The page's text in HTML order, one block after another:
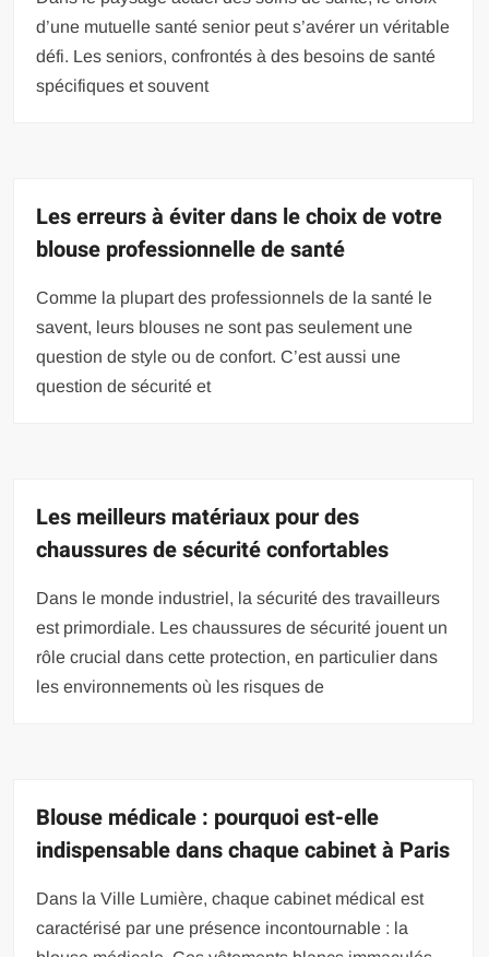
d’une mutuelle santé senior peut s’avérer un véritable
défi. Les seniors, confrontés à des besoins de santé
spécifiques et souvent
Les erreurs à éviter dans le choix de votre
blouse professionnelle de santé
Comme la plupart des professionnels de la santé le
savent, leurs blouses ne sont pas seulement une
question de style ou de confort. C’est aussi une
question de sécurité et
Les meilleurs matériaux pour des
chaussures de sécurité confortables
Dans le monde industriel, la sécurité des travailleurs
est primordiale. Les chaussures de sécurité jouent un
rôle crucial dans cette protection, en particulier dans
les environnements où les risques de
Blouse médicale : pourquoi est-elle
indispensable dans chaque cabinet à Paris
Dans la Ville Lumière, chaque cabinet médical est
caractérisé par une présence incontournable : la